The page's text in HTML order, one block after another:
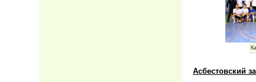
Асбестовский